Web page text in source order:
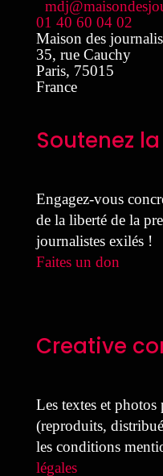
01 40 60 04 02
Maison des
35, rue Cauchy
Paris, 75015
France
Soutenez la
Engagez-vous
de la liberté de la
journalistes exilés !
Faites un don
Creative
Les textes et photos
(reproduits,
les conditions
légales